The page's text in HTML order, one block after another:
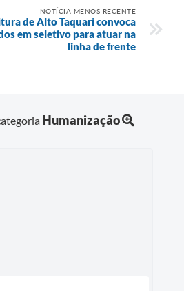
NOTÍCIA MENOS RECENTE
de Alto Taquari convoca
em seletivo para atuar na
linha de frente
Humanização